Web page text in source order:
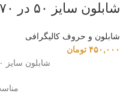
شابلون سایز ۵۰ در ۷۰ سانت کد ۷۱۲
شابلون و حروف کالیگرافی
۴۵۰,۰۰۰ تومان
شابلون سایز ۵۰ در ۷۰ سانت کد ۷۱۲